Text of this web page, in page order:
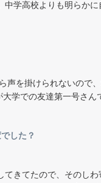
学高校よりも明らか
声を掛けられないので
学での友達第一号さん
した？
てきてたので、そのし